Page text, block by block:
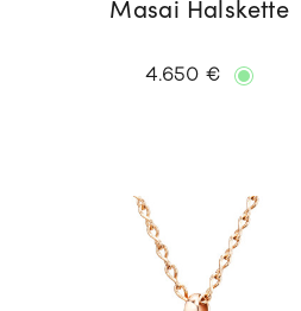
Masai Halskette
4.650 €